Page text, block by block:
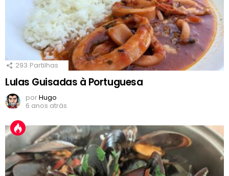
293 Partilhas
Lulas Guisadas à Portuguesa
porHugo
6 anos atrás